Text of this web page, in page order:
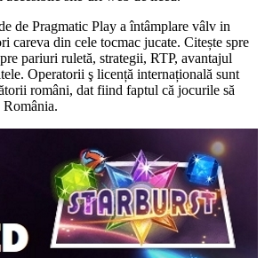
de Pragmatic Play a întâmplare vâlv in
careva din cele tocmac jucate. Citește spre
pariuri ruletă, strategii, RTP, avantajul
Operatorii ş licență internațională sunt
români, dat fiind faptul că jocurile să
România.